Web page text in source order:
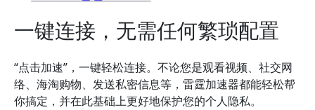
一键连接，无需任何繁琐配置
“点击加速”，一键轻松连接。不论您是观看视频、社交网
络、海淘购物、发送私密信息等，雷霆加速器都能轻松帮
你搞定，并在此基础上更好地保护您的个人隐私。